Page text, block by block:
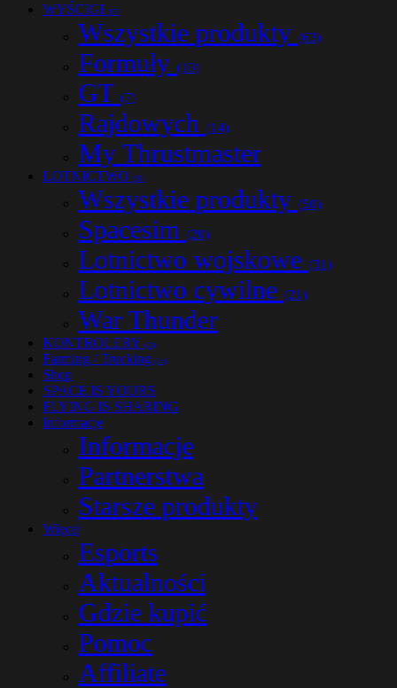
WYŚCIGI (63)
Wszystkie produkty (63)
Formuły (10)
GT (7)
Rajdowych (14)
My Thrustmaster
LOTNICTWO (50)
Wszystkie produkty (50)
Spacesim (20)
Lotnictwo wojskowe (31)
Lotnictwo cywilne (21)
War Thunder
KONTROLERY (23)
Farming / Trucking (14)
Shop
SPACE IS YOURS
FLYING IS SHARING
Informacje
Informacje
Partnerstwa
Starsze produkty
Więcej
Esports
Aktualności
Gdzie kupić
Pomoc
Affiliate